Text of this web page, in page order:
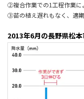
②複合作業での1工程作業に
③苗の植え遅れもなく、適
2013年6月の長野県松